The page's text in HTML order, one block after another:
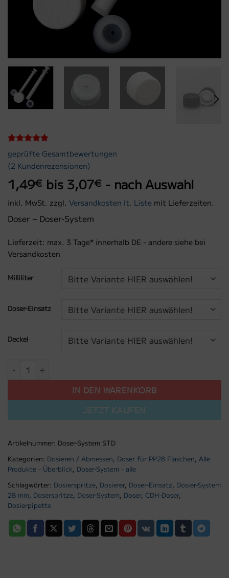
Bewertet
mit5von
5, basierend
Kundenbewertungen
geprüfte Gesamtbewertungen
(2 Kundenrezensionen)
1,49€ bis 3,07€ - nach Auswahl
inkl. MwSt. zzgl. Versandkosten lt. Liste mit Lieferzeiten.
Doser – Doser-System
Lieferzeit: max. 3 Tage* innerhalb DE - andere siehe bei
Versandkosten
Milliliter
Doser-Einsatz
Deckel
Doser-System STD 28 mm - für Braunglasflasche Menge
IN DEN WARENKORB
JETZT KAUFEN
Artikelnummer: Doser-System STD
Kategorien: Dosieren / Abmessen, Doser für PP28 Flaschen, Alle
Produkte - Überblick, Doser-System - alle
Schlagwörter: Dosierspritze, Dosierer, Doser-Einsatz, Dosier-System
28 mm, Doserspritze, Doser-System, Doser, CDH-Doser,
Dosierpipette